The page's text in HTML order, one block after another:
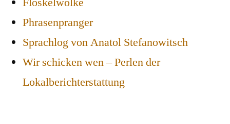
Phrasenpranger
Sprachlog von Anatol Stefanowitsch
Wir schicken wen – Perlen der
Lokalberichterstattung